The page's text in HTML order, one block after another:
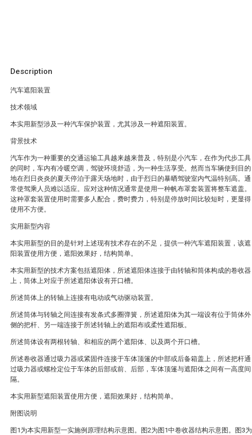
Description
汽车遮阳装置
技术领域
本实用新型涉及一种汽车保护装置，尤其涉及一种遮阳装置。
背景技术
汽车作为一种重要的交通运输工具越来越来普及，特别是小汽车，在作为代步工具
的同时，车内有冷暖空调，驾驶环境舒适，为一种生活享受。然而当车辆使到目的
地在烈日炎炎的夏天停泊于露天场地时，由于烈日的暴晒驾驶室内气温特别高。通
常使驾乘人员难以适应。应对这种情况通常是使用一种帆布罩套装置将整车遮盖。
这种罩套装置使用时需要多人配合，费时费力，特别是停放时间比较短时，更显得
使用不方便。
实用新型内容
本实用新型的目的是针对上述现有技术存在的不足，提供一种汽车遮阳装置，该遮
阳装置使用方便，遮阳效果好，结构简单。
本实用新型的技术方案包括遮阳体，所述遮阳体连接于由转轴和筒体构成的卷收器
上，筒体上对应于所述遮阳体设有开口槽。
所述筒体上的转轴上连接有电动或气动驱动装置。
所述筒体与转轴之间连接有发条式多圈弹簧，所述遮阳体为其一端设有位于筒体外
侧的把杆、另一端连接于所述转轴上的遮阳布或柔性遮阳板。
所述筒体设有两根转轴、和相应的两个遮阳体、以及两个开口槽。
所述卷收器通过吸力器或紧固件连接于车体顶篷的中部或后备箱盖上，所述把杆通
过吸力器或螺栓定位于车体的后部或前、后部，车体顶篷与遮阳体之间有一高度间
隔。
本实用新型遮阳装置使用方便，遮阳效果好，结构简单。
附图说明
图1为本实用新型一实施例原理结构示意图。图2为图1中卷收器结构示意图。图3为